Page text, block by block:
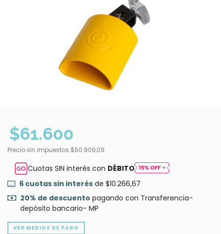
$61.600
Precio sin impuestos $50.909,09
Cuotas SIN interés con DÉBITO
6cuotas sin interésde $10.266,67
20% de descuento pagando con Transferencia-
depósito bancario- MP
VER MEDIOS DE PAGO